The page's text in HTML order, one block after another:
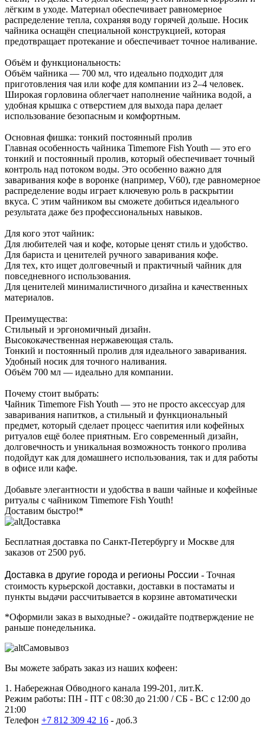
лёгким в уходе. Материал обеспечивает равномерное
распределение тепла, сохраняя воду горячей дольше. Носик
чайника оснащён специальной конструкцией, которая
предотвращает протекание и обеспечивает точное наливание.
Объём и функциональность:
Объём чайника — 700 мл, что идеально подходит для
приготовления чая или кофе для компании из 2–4 человек.
Широкая горловина облегчает наполнение чайника водой, а
удобная крышка с отверстием для выхода пара делает
использование безопасным и комфортным.
Основная фишка: тонкий постоянный пролив
Главная особенность чайника Timemore Fish Youth — это его
тонкий и постоянный пролив, который обеспечивает точный
контроль над потоком воды. Это особенно важно для
заваривания кофе в воронке (например, V60), где равномерное
распределение воды играет ключевую роль в раскрытии
вкуса. С этим чайником вы сможете добиться идеального
результата даже без профессиональных навыков.
Для кого этот чайник:
Для любителей чая и кофе, которые ценят стиль и удобство.
Для бариста и ценителей ручного заваривания кофе.
Для тех, кто ищет долговечный и практичный чайник для
повседневного использования.
Для ценителей минималистичного дизайна и качественных
материалов.
Преимущества:
Стильный и эргономичный дизайн.
Высококачественная нержавеющая сталь.
Тонкий и постоянный пролив для идеального заваривания.
Удобный носик для точного наливания.
Объём 700 мл — идеально для компании.
Почему стоит выбрать:
Чайник Timemore Fish Youth — это не просто аксессуар для
заваривания напитков, а стильный и функциональный
предмет, который сделает процесс чаепития или кофейных
ритуалов ещё более приятным. Его современный дизайн,
долговечность и уникальная возможность тонкого пролива
подойдут как для домашнего использования, так и для работы
в офисе или кафе.
Добавьте элегантности и удобства в ваши чайные и кофейные
ритуалы с чайником Timemore Fish Youth!
Доставим быстро!*
Доставка
Бесплатная доставка по Санкт-Петербургу и Москве для
заказов от 2500 руб.
Доставка в другие города и регионы России - Точная
стоимость курьерской доставки, доставки в постаматы и
пункты выдачи рассчитывается в корзине автоматически
*Оформили заказ в выходные? - ожидайте подтверждение не
раньше понедельника.
Самовывоз
Вы можете забрать заказ из наших кофеен:
1. Набережная Обводного канала 199-201, лит.К.
Режим работы: ПН - ПТ с 08:30 до 21:00 / СБ - ВС с 12:00 до
21:00
Телефон +7 812 309 42 16 - доб.3